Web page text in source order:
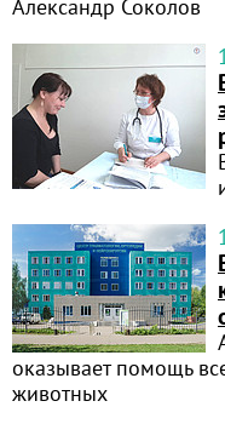
Александр Соколов
оказывает помощь
животных